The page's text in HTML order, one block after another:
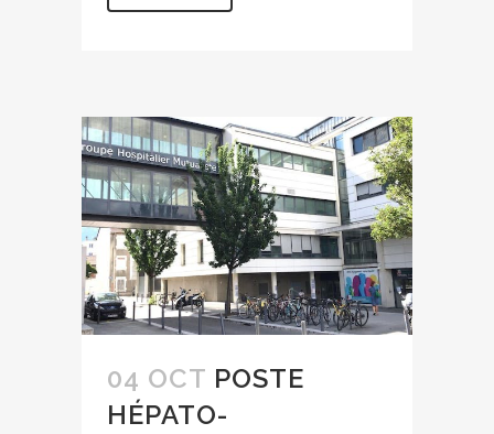
04 OCT POSTE
HÉPATO-